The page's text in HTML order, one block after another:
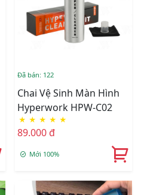
Đã bán: 122
Chai Vệ Sinh Màn Hình
Hyperwork HPW-C02
★ ★ ★ ★ ★
89.000 đ
Mới 100%